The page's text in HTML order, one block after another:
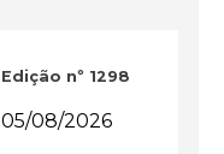
Edição nº 1298
05/08/2026